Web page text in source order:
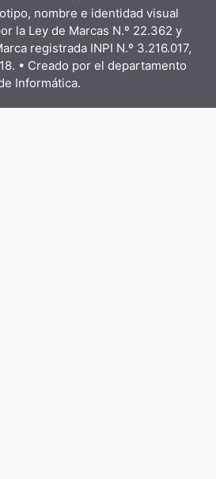
nombre e identidad visual
la Ley de Marcas N.º 22.362 y
registrada INPI N.º 3.216.017,
• Creado por el departamento
Informática.